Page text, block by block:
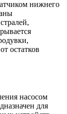
нижнего
остатков
насосом
для